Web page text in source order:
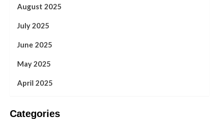
August 2025
July 2025
June 2025
May 2025
April 2025
Categories